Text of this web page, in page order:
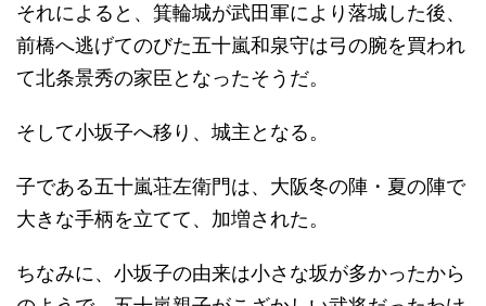
それによると、箕輪城が武田軍により落城した後、
前橋へ逃げてのびた五十嵐和泉守は弓の腕を買われ
て北条景秀の家臣となったそうだ。
そして小坂子へ移り、城主となる。
子である五十嵐荘左衛門は、大阪冬の陣・夏の陣で
大きな手柄を立てて、加増された。
ちなみに、小坂子の由来は小さな坂が多かったから